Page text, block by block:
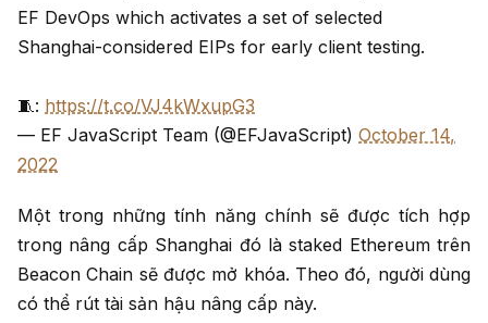
EF DevOps which activates a set of selected
Shanghai-considered EIPs for early client testing.
🧵: https://t.co/VJ4kWxupG3
— EF JavaScript Team (@EFJavaScript) October 14,
2022
Một trong những tính năng chính sẽ được tích hợp
trong nâng cấp Shanghai đó là staked Ethereum trên
Beacon Chain sẽ được mở khóa. Theo đó, người dùng
có thể rút tài sản hậu nâng cấp này.